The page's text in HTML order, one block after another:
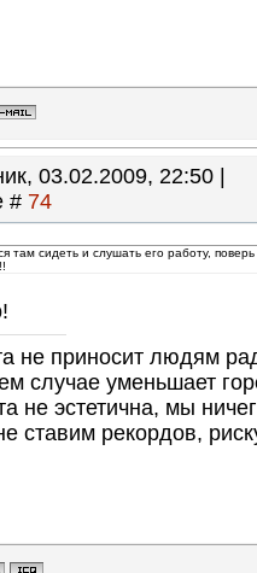
03.02.2009, 22:50 |
# 74
там сидеть и слушать его работу, поверь
не приносит людям
случае уменьшает
не эстетична, мы
ставим рекордов,